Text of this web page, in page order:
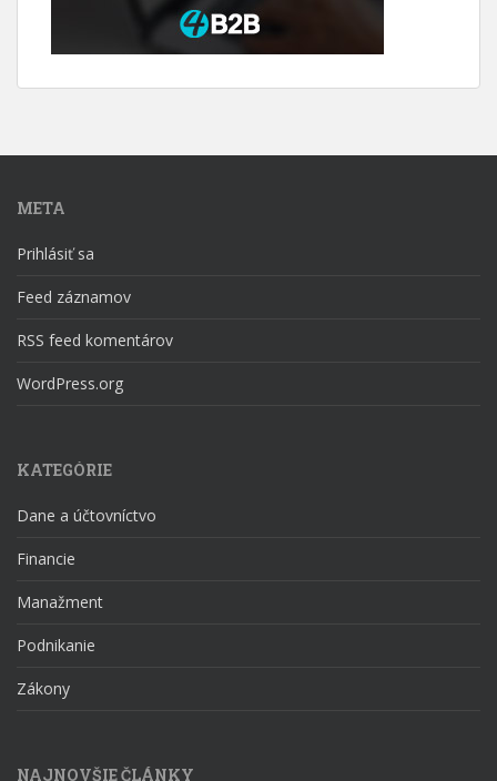
META
Prihlásiť sa
Feed záznamov
RSS feed komentárov
WordPress.org
KATEGÓRIE
Dane a účtovníctvo
Financie
Manažment
Podnikanie
Zákony
NAJNOVŠIE ČLÁNKY